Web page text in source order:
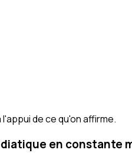
de ce qu'on affirme.
en constante